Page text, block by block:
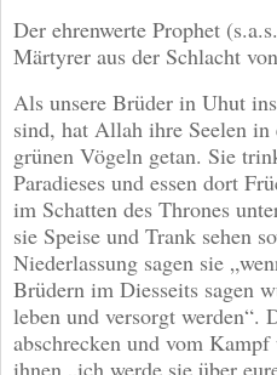
Der ehrenwerte Prophet
Märtyrer aus der Schlacht
Als unsere Brüder in Uhut
sind, hat Allah ihre Seelen
grünen Vögeln getan. Sie
Paradieses und essen dort
im Schatten des Thrones
sie Speise und Trank sehen
Niederlassung sagen sie
Brüdern im Diesseits sagen
leben und versorgt
abschrecken und vom
ihnen „ich werde sie über